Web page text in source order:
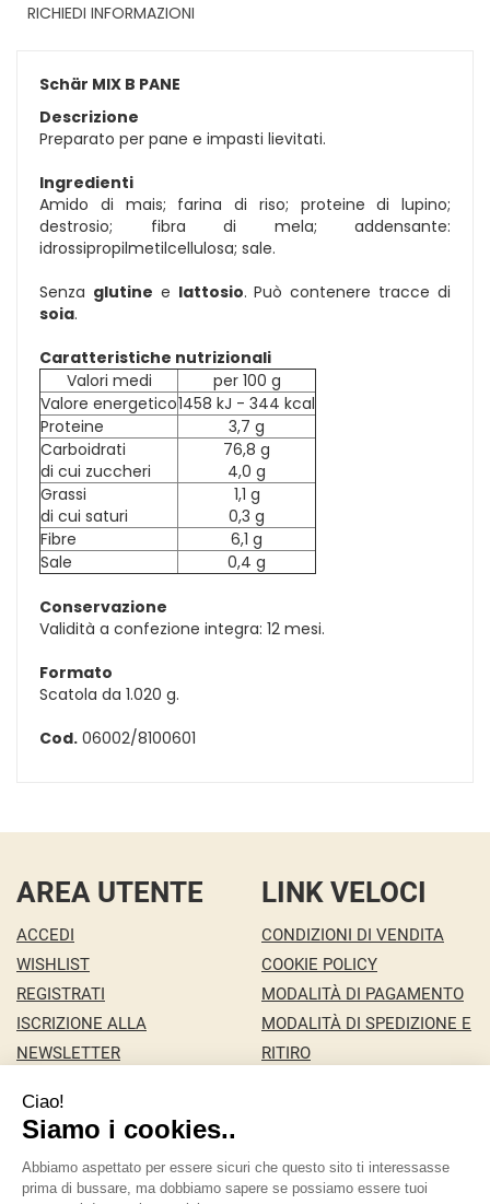
RICHIEDI INFORMAZIONI
Schär MIX B PANE
Descrizione
Preparato per pane e impasti lievitati.
Ingredienti
Amido di mais; farina di riso; proteine di lupino;
destrosio; fibra di mela; addensante:
idrossipropilmetilcellulosa; sale.
Senza glutine e lattosio. Può contenere tracce di
soia.
Caratteristiche nutrizionali
Valori medi
per 100 g
Valore energetico1458 kJ - 344 kcal
Proteine
3,7 g
Carboidrati
di cui zuccheri
76,8 g
4,0 g
Grassi
di cui saturi
1,1 g
0,3 g
Fibre
6,1 g
Sale
0,4 g
Conservazione
Validità a confezione integra: 12 mesi.
Formato
Scatola da 1.020 g.
Cod. 06002/8100601
AREA UTENTE
ACCEDI
WISHLIST
REGISTRATI
ISCRIZIONE ALLA
NEWSLETTER
LINK VELOCI
CONDIZIONI DI VENDITA
COOKIE POLICY
MODALITÀ DI PAGAMENTO
MODALITÀ DI SPEDIZIONE E
RITIRO
MA.RI 29 S.A.S. DI MARCO PONZA & C.- della Pace
146/c 36100 Vicenza ( VI)